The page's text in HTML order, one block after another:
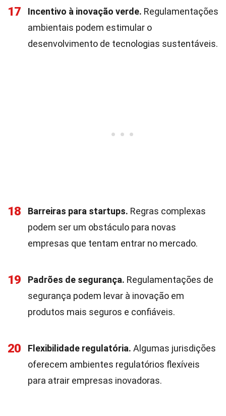
17 Incentivo à inovação verde. Regulamentações
ambientais podem estimular o
desenvolvimento de tecnologias sustentáveis.
18 Barreiras para startups. Regras complexas
podem ser um obstáculo para novas
empresas que tentam entrar no mercado.
19 Padrões de segurança. Regulamentações de
segurança podem levar à inovação em
produtos mais seguros e confiáveis.
20 Flexibilidade regulatória. Algumas jurisdições
oferecem ambientes regulatórios flexíveis
para atrair empresas inovadoras.